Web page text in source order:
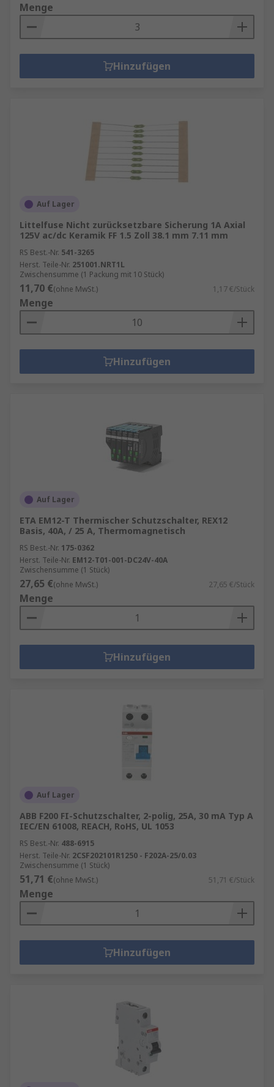
Menge
Hinzufügen
Auf Lager
Littelfuse Nicht zurücksetzbare Sicherung 1A Axial
125V ac/dc Keramik FF 1.5 Zoll 38.1 mm 7.11 mm
RS Best.-Nr. 541-3265
Herst. Teile-Nr. 251001.NRT1L
Zwischensumme (1 Packung mit 10 Stück)
11,70 €(ohne MwSt.) 1,17 €/Stück
Menge
Hinzufügen
Auf Lager
ETA EM12-T Thermischer Schutzschalter, REX12
Basis, 40A, / 25 A, Thermomagnetisch
RS Best.-Nr. 175-0362
Herst. Teile-Nr. EM12-T01-001-DC24V-40A
Zwischensumme (1 Stück)
27,65 €(ohne MwSt.) 27,65 €/Stück
Menge
Hinzufügen
Auf Lager
ABB F200 FI-Schutzschalter, 2-polig, 25A, 30 mA Typ A
IEC/EN 61008, REACH, RoHS, UL 1053
RS Best.-Nr. 488-6915
Herst. Teile-Nr. 2CSF202101R1250 - F202A-25/0.03
Zwischensumme (1 Stück)
51,71 €(ohne MwSt.) 51,71 €/Stück
Menge
Hinzufügen